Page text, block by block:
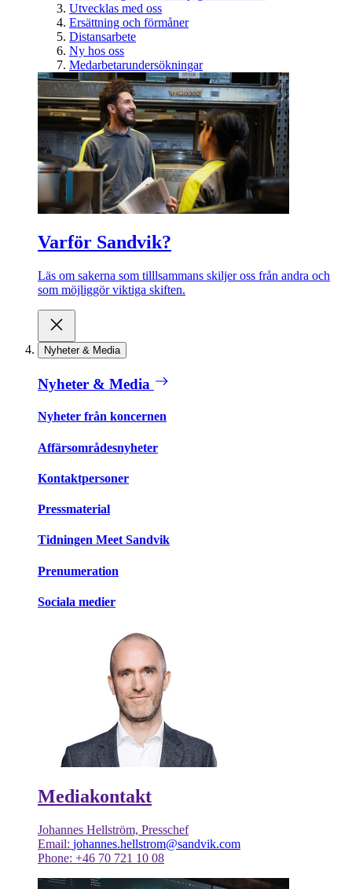
Utvecklas med oss
Ersättning och förmåner
Distansarbete
Ny hos oss
Medarbetarundersökningar
Varför Sandvik?
Läs om sakerna som tilllsammans skiljer oss från andra och
som möjliggör viktiga skiften.
Nyheter & Media
Nyheter & Media
Nyheter från koncernen
Affärsområdesnyheter
Kontaktpersoner
Pressmaterial
Tidningen Meet Sandvik
Prenumeration
Sociala medier
Mediakontakt
Johannes Hellström, Presschef
Email: johannes.hellstrom@sandvik.com
Phone: +46 70 721 10 08